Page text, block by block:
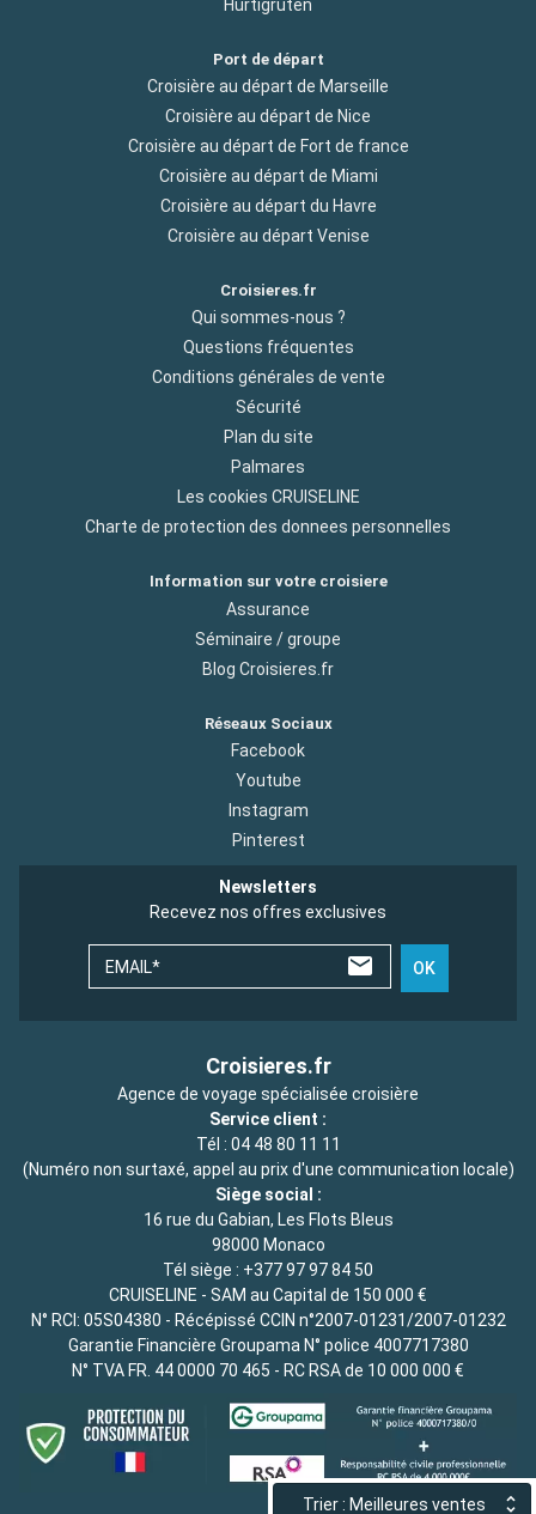
Trier : Meilleures ventes
Hurtigruten
Port de départ
Croisière au départ de Marseille
Croisière au départ de Nice
Croisière au départ de Fort de france
Croisière au départ de Miami
Croisière au départ du Havre
Croisière au départ Venise
Croisieres.fr
Qui sommes-nous ?
Questions fréquentes
Conditions générales de vente
Sécurité
Plan du site
Palmares
Les cookies CRUISELINE
Charte de protection des donnees personnelles
Information sur votre croisiere
Assurance
Séminaire / groupe
Blog Croisieres.fr
Réseaux Sociaux
Facebook
Youtube
Instagram
Pinterest
Newsletters
Recevez nos offres exclusives
EMAIL* OK
Croisieres.fr
Agence de voyage spécialisée croisière
Service client :
Tél : 04 48 80 11 11
(Numéro non surtaxé, appel au prix d'une communication locale)
Siège social :
16 rue du Gabian, Les Flots Bleus
98000 Monaco
Tél siège : +377 97 97 84 50
CRUISELINE - SAM au Capital de 150 000 €
N° RCI: 05S04380 - Récépissé CCIN n°2007-01231/2007-01232
Garantie Financière Groupama N° police 4007717380
N° TVA FR. 44 0000 70 465 - RC RSA de 10 000 000 €